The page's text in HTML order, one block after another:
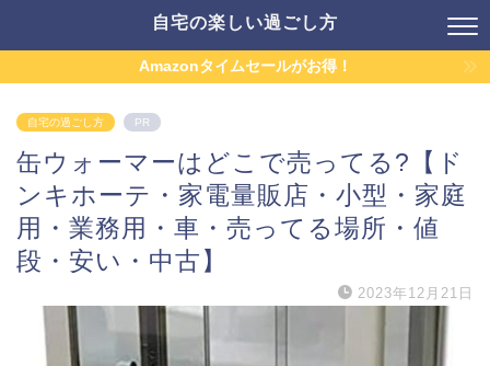
自宅の楽しい過ごし方
Amazonタイムセールがお得！
自宅の過ごし方 PR
缶ウォーマーはどこで売ってる?【ド
ンキホーテ・家電量販店・小型・家庭
用・業務用・車・売ってる場所・値
段・安い・中古】
2023年12月21日